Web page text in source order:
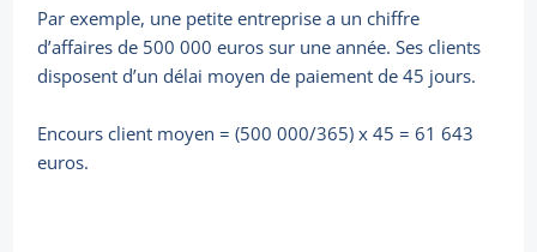
Par exemple, une petite entreprise a un chiffre
d’affaires de 500 000 euros sur une année. Ses clients
disposent d’un délai moyen de paiement de 45 jours.
Encours client moyen = (500 000/365) x 45 = 61 643
euros.